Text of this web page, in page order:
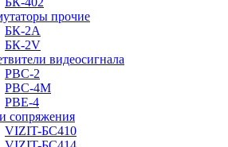
прочие
БК-2А
БК-2V
видеосигнала
РВС-2
РВС-4М
РВЕ-4
сопряжения
VIZIT-БС410